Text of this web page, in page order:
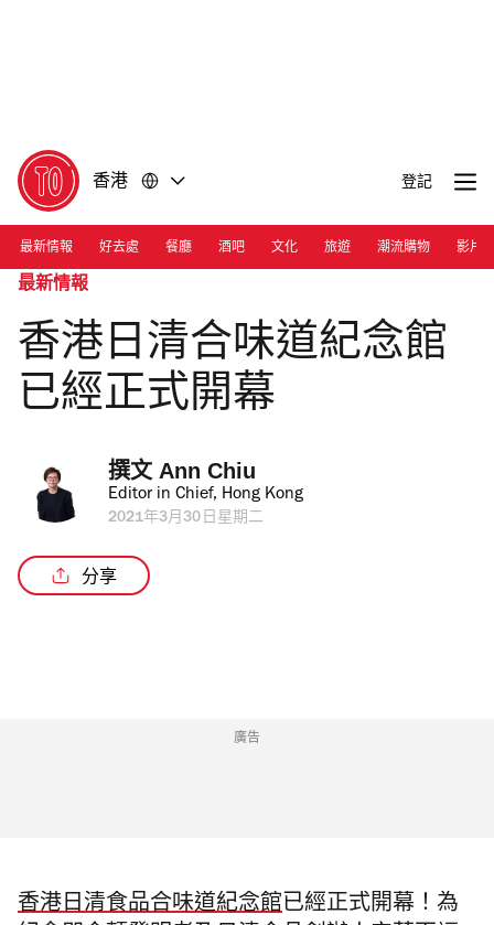
香港 登記
最新情報 好去處 餐廳 酒吧 文化 旅遊 潮流購物 影片
最新情報
香港日清合味道紀念館
已經正式開幕
撰文 Ann Chiu
Editor in Chief, Hong Kong
2021年3月30日星期二
分享
廣告
香港日清食品合味道紀念館已經正式開幕！ 為